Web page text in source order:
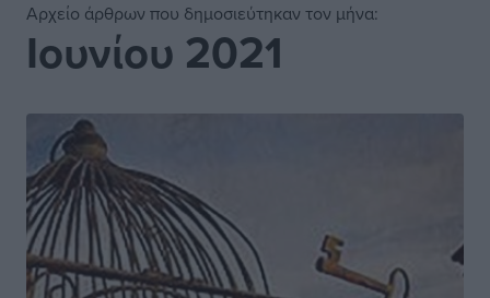
Αρχείο άρθρων που δημοσιεύτηκαν τον μήνα:
Ιουνίου 2021